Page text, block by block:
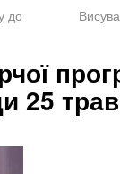
до
25